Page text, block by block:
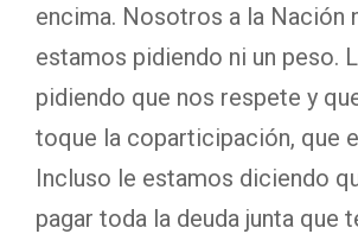
encima. Nosotros a la Nación
estamos pidiendo ni un peso.
pidiendo que nos respete y
toque la coparticipación, que
Incluso le estamos diciendo
pagar toda la deuda junta que